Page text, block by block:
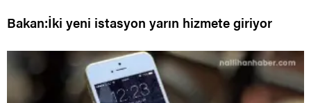
Bakan:İki yeni istasyon yarın hizmete giriyor